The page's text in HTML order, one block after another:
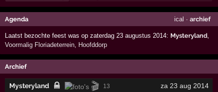
Agenda ical · archief
Laatst bezochte feest was op zaterdag 23 augustus 2014: Mysteryland,
Voormalig Floriadeterrein, Hoofddorp
Archief
Mysteryland 🎬 13 za 23 aug 2014